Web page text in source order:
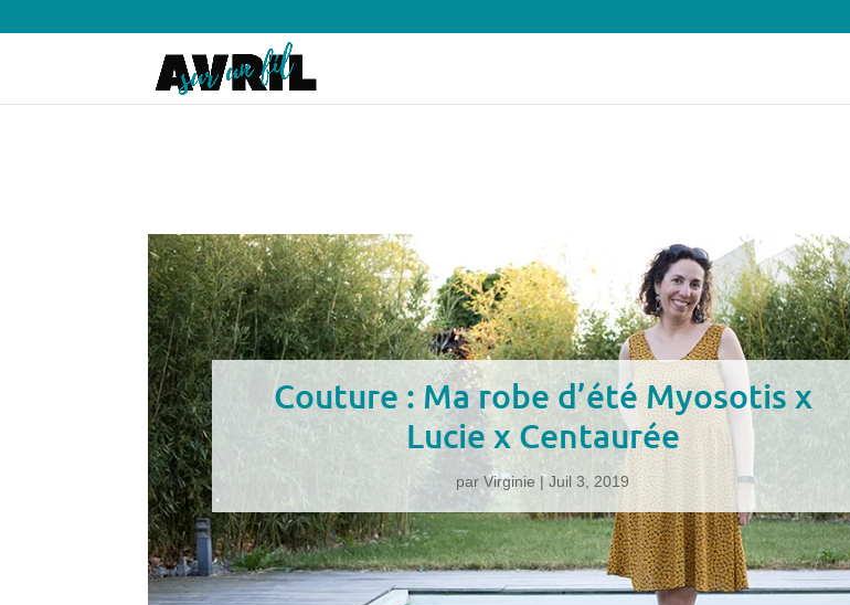
Couture : Ma robe d’été Myosotis x
Lucie x Centaurée
parVirginie |Juil 3, 2019